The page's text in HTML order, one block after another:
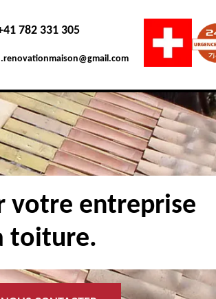
782 331 305
votre entreprise
toiture.